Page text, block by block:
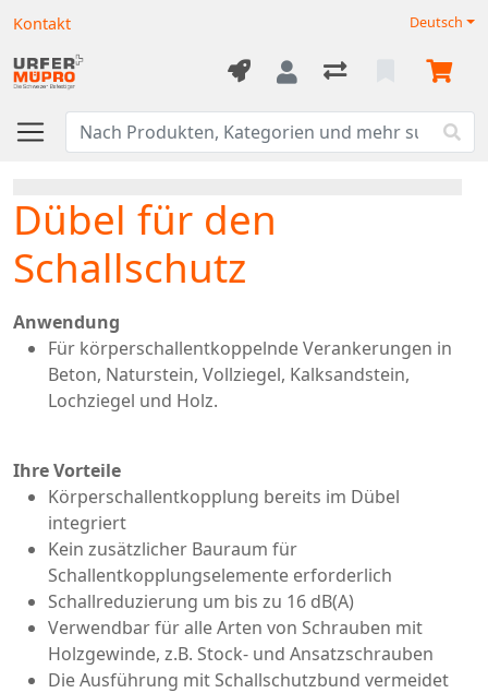
Kontakt Deutsch
Dübel für den
Schallschutz
Anwendung
Für körperschallentkoppelnde Verankerungen in
Beton, Naturstein, Vollziegel, Kalksandstein,
Lochziegel und Holz.
Ihre Vorteile
Körperschallentkopplung bereits im Dübel
integriert
Kein zusätzlicher Bauraum für
Schallentkopplungselemente erforderlich
Schallreduzierung um bis zu 16 dB(A)
Verwendbar für alle Arten von Schrauben mit
Holzgewinde, z.B. Stock- und Ansatzschrauben
Die Ausführung mit Schallschutzbund vermeidet